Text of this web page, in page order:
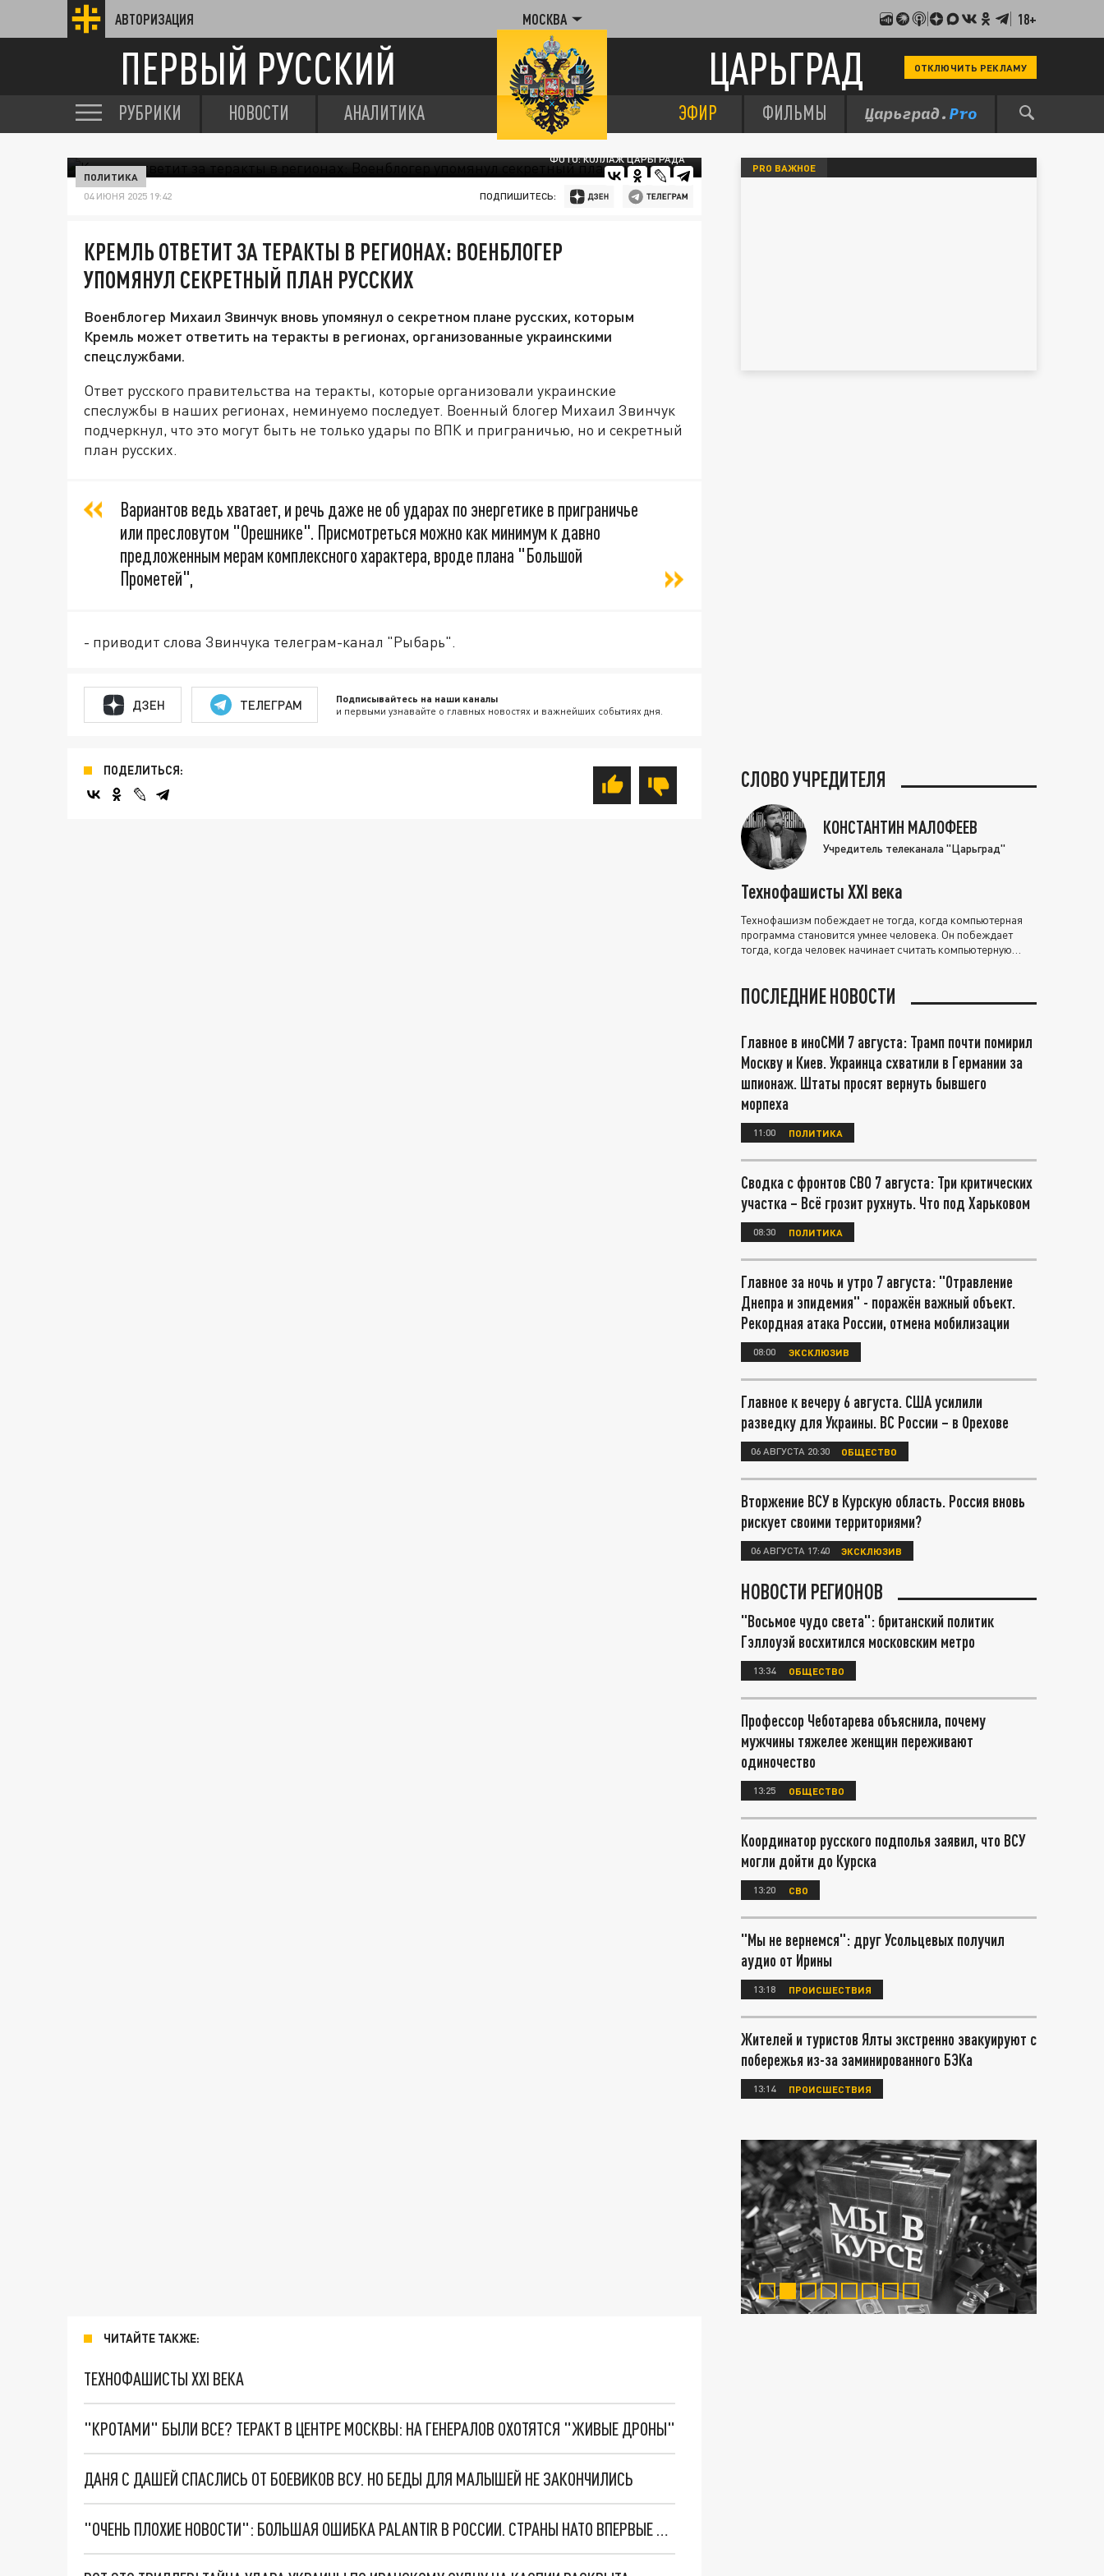
АВТОРИЗАЦИЯ МОСКВА 18+
ПЕРВЫЙ РУССКИЙ ЦАРЬГРАД ОТКЛЮЧИТЬ РЕКЛАМУ
РУБРИКИ НОВОСТИ АНАЛИТИКА ЭФИР ФИЛЬМЫ
ФОТО: КОЛЛАЖ ЦАРЬГРАДА
ПОЛИТИКА
04 ИЮНЯ 2025 19:42 ПОДПИШИТЕСЬ:
КРЕМЛЬ ОТВЕТИТ ЗА ТЕРАКТЫ В РЕГИОНАХ: ВОЕНБЛОГЕР
УПОМЯНУЛ СЕКРЕТНЫЙ ПЛАН РУССКИХ
Военблогер Михаил Звинчук вновь упомянул о секретном плане русских, которым
Кремль может ответить на теракты в регионах, организованные украинскими
спецслужбами.
Ответ русского правительства на теракты, которые организовали украинские
спеслужбы в наших регионах, неминуемо последует. Военный блогер Михаил Звинчук
подчеркнул, что это могут быть не только удары по ВПК и приграничью, но и секретный
план русских.
Вариантов ведь хватает, и речь даже не об ударах по энергетике в приграничье
или пресловутом "Орешнике". Присмотреться можно как минимум к давно
предложенным мерам комплексного характера, вроде плана "Большой
Прометей",
- приводит слова Звинчука телеграм-канал "Рыбарь".
ДЗЕН ТЕЛЕГРАМ Подписывайтесь на наши каналы
и первыми узнавайте о главных новостях и важнейших событиях дня.
ПОДЕЛИТЬСЯ:
ЧИТАЙТЕ ТАКЖЕ:
ТЕХНОФАШИСТЫ XXI ВЕКА
"КРОТАМИ" БЫЛИ ВСЕ? ТЕРАКТ В ЦЕНТРЕ МОСКВЫ: НА ГЕНЕРАЛОВ ОХОТЯТСЯ "ЖИВЫЕ ДРОНЫ"
ДАНЯ С ДАШЕЙ СПАСЛИСЬ ОТ БОЕВИКОВ ВСУ. НО БЕДЫ ДЛЯ МАЛЫШЕЙ НЕ ЗАКОНЧИЛИСЬ
"ОЧЕНЬ ПЛОХИЕ НОВОСТИ": БОЛЬШАЯ ОШИБКА PALANTIR В РОССИИ. СТРАНЫ НАТО ВПЕРВЫЕ ЗА СВО ОСТАНОВИЛИ ПОСТАВКИ ОРУЖИЯ. ВСУ ТЕРЯЮТ ПРИГРАНИЧЬЕ?
PRO ВАЖНОЕ
СЛОВО УЧРЕДИТЕЛЯ
КОНСТАНТИН МАЛОФЕЕВ
Учредитель телеканала "Царьград"
Технофашисты XXI века
Технофашизм побеждает не тогда, когда компьютерная
программа становится умнее человека. Он побеждает
тогда, когда человек начинает считать компьютерную
ПОСЛЕДНИЕ НОВОСТИ
Главное в иноСМИ 7 августа: Трамп почти помирил
Москву и Киев. Украинца схватили в Германии за
шпионаж. Штаты просят вернуть бывшего
морпеха
11:00 ПОЛИТИКА
Сводка с фронтов СВО 7 августа: Три критических
участка – Всё грозит рухнуть. Что под Харьковом
08:30 ПОЛИТИКА
Главное за ночь и утро 7 августа: "Отравление
Днепра и эпидемия" - поражён важный объект.
Рекордная атака России, отмена мобилизации
08:00 ЭКСКЛЮЗИВ
Главное к вечеру 6 августа. США усилили
разведку для Украины. ВС России – в Орехове
06 АВГУСТА 20:30 ОБЩЕСТВО
Вторжение ВСУ в Курскую область. Россия вновь
рискует своими территориями?
06 АВГУСТА 17:40 ЭКСКЛЮЗИВ
НОВОСТИ РЕГИОНОВ
"Восьмое чудо света": британский политик
Гэллоуэй восхитился московским метро
13:34 ОБЩЕСТВО
Профессор Чеботарева объяснила, почему
мужчины тяжелее женщин переживают
одиночество
13:25 ОБЩЕСТВО
Координатор русского подполья заявил, что ВСУ
могли дойти до Курска
13:20 СВО
"Мы не вернемся": друг Усольцевых получил
аудио от Ирины
13:18 ПРОИСШЕСТВИЯ
Жителей и туристов Ялты экстренно эвакуируют с
побережья из-за заминированного БЭКа
13:14 ПРОИСШЕСТВИЯ